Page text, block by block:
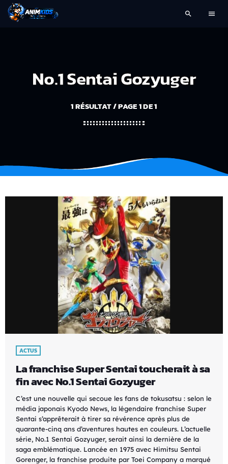
search menu
No.1 Sentai Gozyuger
1 RÉSULTAT / PAGE 1 DE 1
ACTUS
La franchise Super Sentai toucherait à sa
fin avec No.1 Sentai Gozyuger
C’est une nouvelle qui secoue les fans de tokusatsu : selon le
média japonais Kyodo News, la légendaire franchise Super
Sentai s’apprêterait à tirer sa révérence après plus de
quarante-cinq ans d’aventures hautes en couleurs. L’actuelle
série, No.1 Sentai Gozyuger, serait ainsi la dernière de la
saga emblématique. Lancée en 1975 avec Himitsu Sentai
Gorenger, la franchise produite par Toei Company a marqué